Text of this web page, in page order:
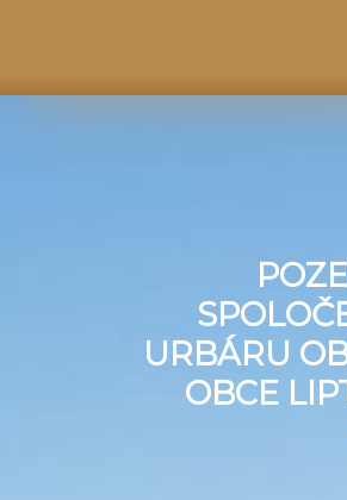
URBÁRU
OBCE